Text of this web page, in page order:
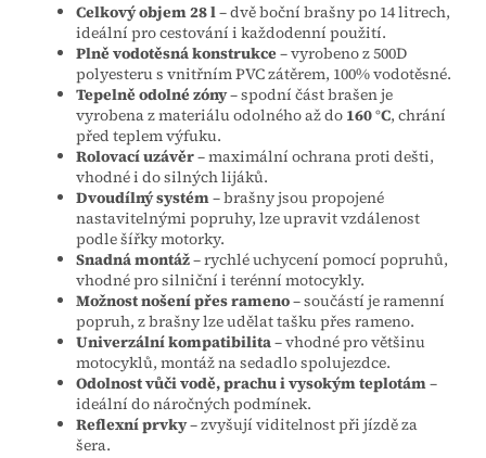
Celkový objem 28 l– dvě boční brašny po 14 litrech,
ideální pro cestování i každodenní použití.
Plně vodotěsná konstrukce– vyrobeno z 500D
polyesteru s vnitřním PVC zátěrem, 100% vodotěsné.
Tepelně odolné zóny– spodní část brašen je
vyrobena z materiálu odolného až do 160 °C, chrání
před teplem výfuku.
Rolovací uzávěr– maximální ochrana proti dešti,
vhodné i do silných lijáků.
Dvoudílný systém– brašny jsou propojené
nastavitelnými popruhy, lze upravit vzdálenost
podle šířky motorky.
Snadná montáž– rychlé uchycení pomocí popruhů,
vhodné pro silniční i terénní motocykly.
Možnost nošení přes rameno– součástí je ramenní
popruh, z brašny lze udělat tašku přes rameno.
Univerzální kompatibilita– vhodné pro většinu
motocyklů, montáž na sedadlo spolujezdce.
Odolnost vůči vodě, prachu i vysokým teplotám–
ideální do náročných podmínek.
Reflexní prvky– zvyšují viditelnost při jízdě za
šera.